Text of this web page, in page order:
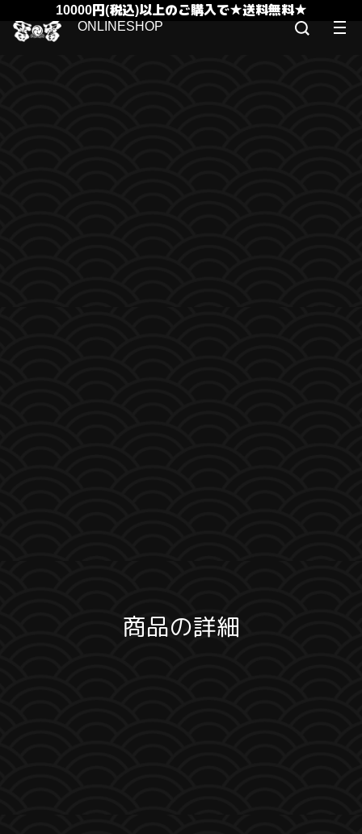
10000円(税込)以上のご購入で★送料無料★
商品の詳細
ONLINESHOP